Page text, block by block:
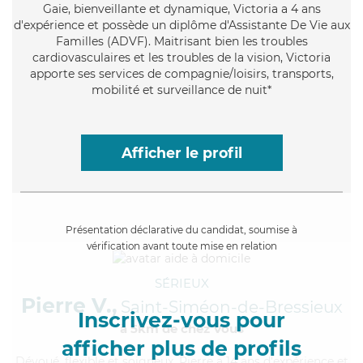
Gaie, bienveillante et dynamique, Victoria a 4 ans
d'expérience et possède un diplôme d'Assistante De Vie aux
Familles (ADVF). Maitrisant bien les troubles
cardiovasculaires et les troubles de la vision, Victoria
apporte ses services de compagnie/loisirs, transports,
mobilité et surveillance de nuit*
Afficher le profil
Présentation déclarative du candidat, soumise à
vérification avant toute mise en relation
Inscrivez-vous pour
afficher plus de profils
SÉRIEUX
Pierre V., Saint-Siméon-de-Bressieux
à 5km de chez Vous